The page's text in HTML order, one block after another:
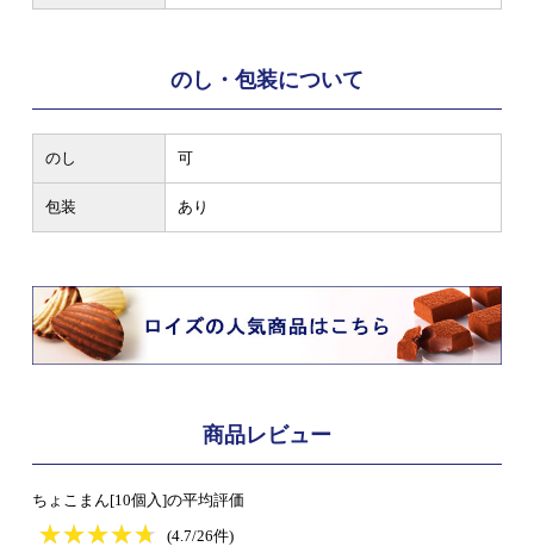
のし・包装について
のし 可
包装 あり
商品レビュー
ちょこまん[10個入]の平均評価
★★★★★
★★★★★
(4.7/26件)